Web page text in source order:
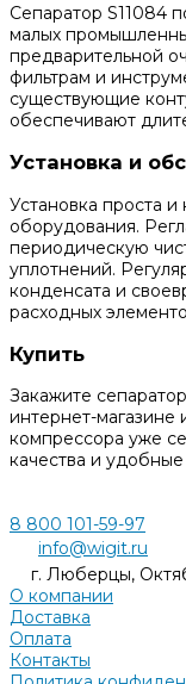
Сепаратор S11084
малых
предварительной
фильтрам и
существующие
обеспечивают
Установка и
Установка проста
оборудования.
периодическую
уплотнений.
конденсата и
расходных
Купить
Закажите
интернет-
компрессора уже
качества и
8 800 101-59-97
info@wigit.ru
г. Люберцы,
О компании
Доставка
Оплата
Контакты